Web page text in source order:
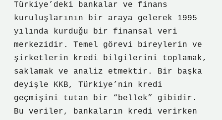
Türkiye’deki bankalar ve finans
kuruluşlarının bir araya gelerek 1995
yılında kurduğu bir finansal veri
merkezidir. Temel görevi bireylerin ve
şirketlerin kredi bilgilerini toplamak,
saklamak ve analiz etmektir. Bir başka
deyişle KKB, Türkiye’nin kredi
geçmişini tutan bir “bellek” gibidir.
Bu veriler, bankaların kredi verirken